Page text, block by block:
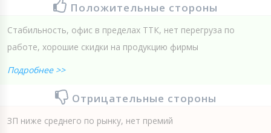
Положительные стороны
Стабильность, офис в пределах ТТК, нет перегруза по
работе, хорошие скидки на продукцию фирмы
Подробнее >>
Отрицательные стороны
ЗП ниже среднего по рынку, нет премий